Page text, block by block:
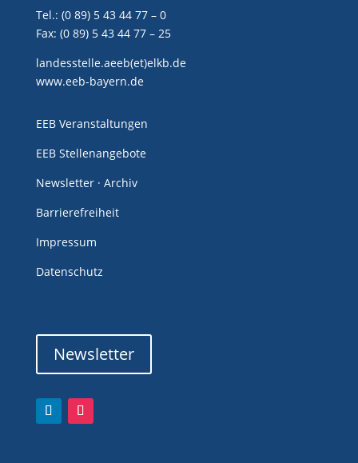
Tel.: (0 89) 5 43 44 77 – 0
Fax: (0 89) 5 43 44 77 – 25
landesstelle.aeeb(et)elkb.de
www.eeb-bayern.de
EEB Veranstaltungen
EEB Stellenangebote
Newsletter · Archiv
Barrierefreiheit
Impressum
Datenschutz
Newsletter